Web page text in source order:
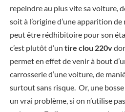
repeindre au plus vite sa voiture,
soit à l’origine d’une apparition
peut être rédhibitoire pour son
c’est plutôt d’un tire clou 220v
permet en effet de venir à bout
carrosserie d’une voiture, de
surtout sans risque. Or, une
un vrai problème, si on n’utilise